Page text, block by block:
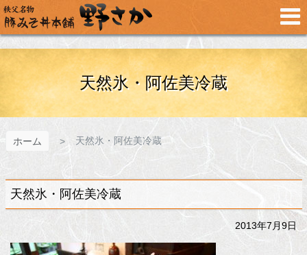
メ
イ
ン
コ
プ
天然氷・阿佐美冷蔵
ホーム 天然氷・阿佐美冷蔵
天然氷・阿佐美冷蔵
2013年7月9日